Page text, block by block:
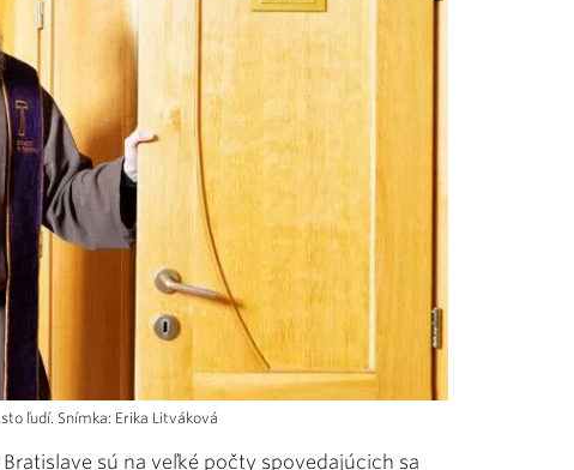
ľudí. Snímka: Erika Litváková
sú na veľké počty spovedajúcich sa